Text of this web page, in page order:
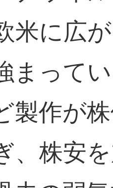
米に広
まって
製作が
、株安